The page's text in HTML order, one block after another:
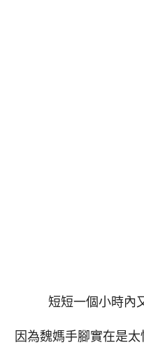
短短一個小時內
因為魏媽手腳實在是